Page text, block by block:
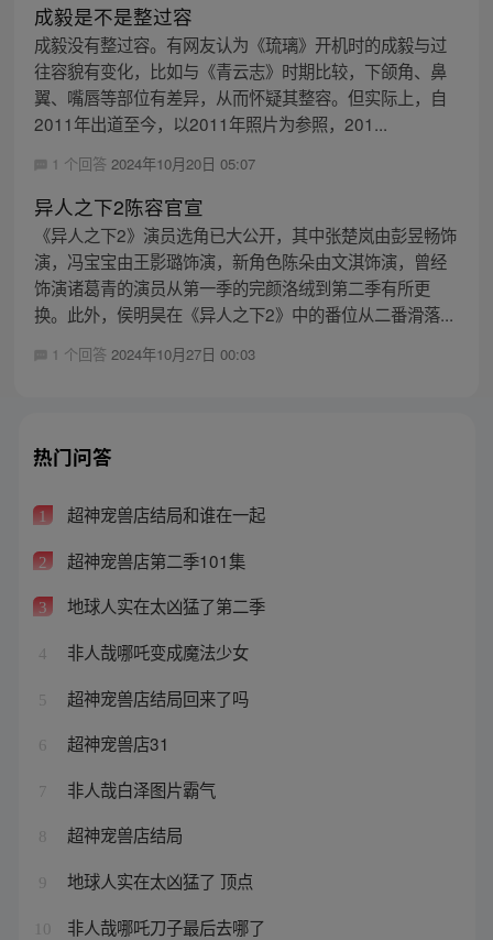
成毅是不是整过容
成毅没有整过容。有网友认为《琉璃》开机时的成毅与过
往容貌有变化，比如与《青云志》时期比较，下颌角、鼻
翼、嘴唇等部位有差异，从而怀疑其整容。但实际上，自
2011年出道至今，以2011年照片为参照，201...
1 个回答 2024年10月20日 05:07
异人之下2陈容官宣
《异人之下2》演员选角已大公开，其中张楚岚由彭昱畅饰
演，冯宝宝由王影璐饰演，新角色陈朵由文淇饰演，曾经
饰演诸葛青的演员从第一季的完颜洛绒到第二季有所更
换。此外，侯明昊在《异人之下2》中的番位从二番滑落...
1 个回答 2024年10月27日 00:03
热门问答
1 超神宠兽店结局和谁在一起
2 超神宠兽店第二季101集
3 地球人实在太凶猛了第二季
4 非人哉哪吒变成魔法少女
5 超神宠兽店结局回来了吗
6 超神宠兽店31
7 非人哉白泽图片霸气
8 超神宠兽店结局
9 地球人实在太凶猛了 顶点
10 非人哉哪吒刀子最后去哪了